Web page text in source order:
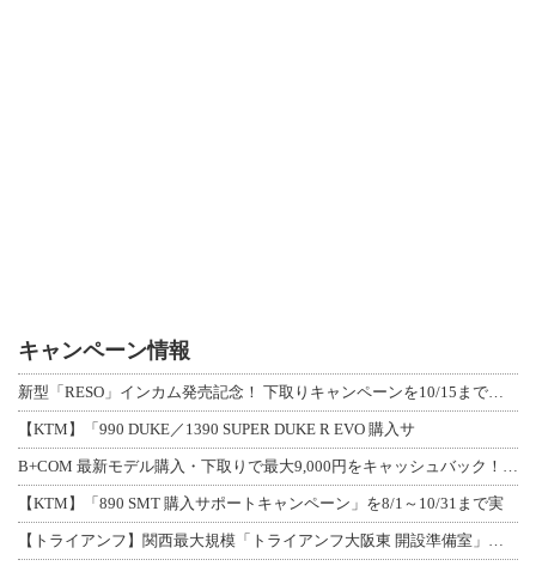
キャンペーン情報
【KTM】「990 DUKE／1390 SUPER DUKE R EVO 購入サ
【KTM】「890 SMT 購入サポートキャンペーン」を8/1～10/31まで実